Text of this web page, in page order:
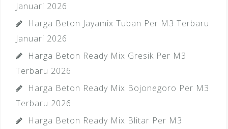
Januari 2026
Harga Beton Jayamix Tuban Per M3 Terbaru
Januari 2026
Harga Beton Ready Mix Gresik Per M3
Terbaru 2026
Harga Beton Ready Mix Bojonegoro Per M3
Terbaru 2026
Harga Beton Ready Mix Blitar Per M3